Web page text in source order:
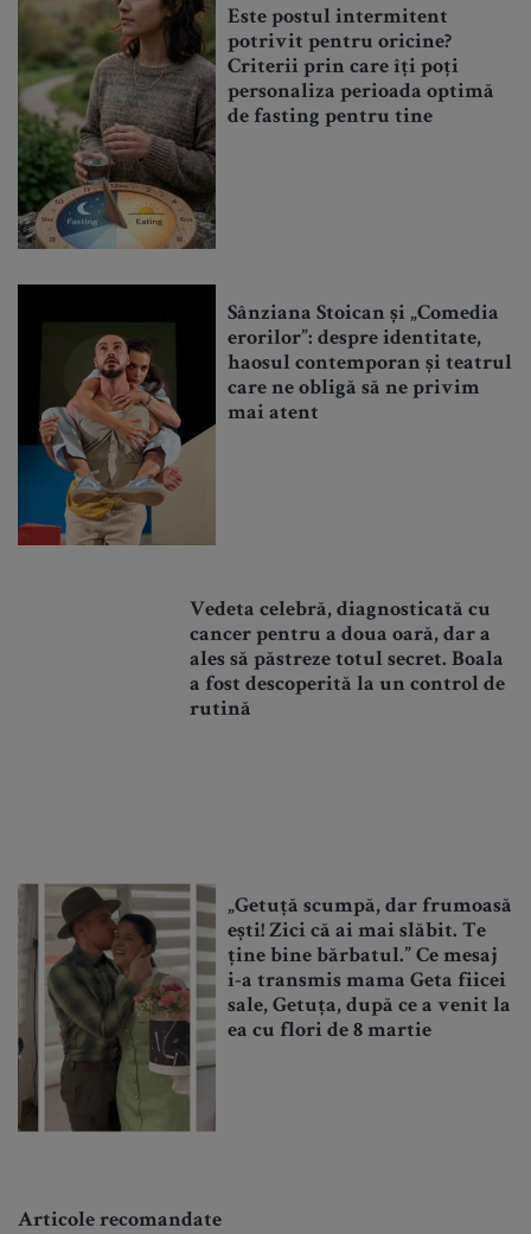
Este postul intermitent
potrivit pentru oricine?
Criterii prin care îți poți
personaliza perioada optimă
de fasting pentru tine
Sânziana Stoican și „Comedia
erorilor”: despre identitate,
haosul contemporan și teatrul
care ne obligă să ne privim
mai atent
Vedeta celebră, diagnosticată cu
cancer pentru a doua oară, dar a
ales să păstreze totul secret. Boala
a fost descoperită la un control de
rutină
„Getuță scumpă, dar frumoasă
ești! Zici că ai mai slăbit. Te
ține bine bărbatul.” Ce mesaj
i-a transmis mama Geta fiicei
sale, Getuța, după ce a venit la
ea cu flori de 8 martie
Articole recomandate